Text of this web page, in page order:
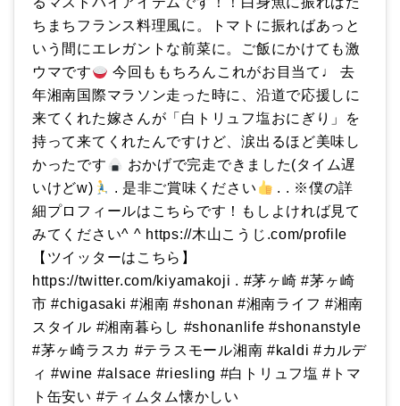
ちまちフランス料理風に。トマトに振ればあっと
いう間にエレガントな前菜に。ご飯にかけても激
ウマです
今回ももちろんこれがお目当て♩ 去
年湘南国際マラソン走った時に、沿道で応援しに
来てくれた嫁さんが「白トリュフ塩おにぎり」を
持って来てくれたんですけど、涙出るほど美味し
かったです
おかげで完走できました(タイム遅
いけどw)
. 是非ご賞味ください
. . ※僕の詳
細プロフィールはこちらです！もしよければ見て
みてください^ ^ https://木山こうじ.com/profile
【ツイッターはこちら】
https://twitter.com/kiyamakoji . #茅ヶ崎 #茅ヶ崎
市 #chigasaki #湘南 #shonan #湘南ライフ #湘南
スタイル #湘南暮らし #shonanlife #shonanstyle
#茅ヶ崎ラスカ #テラスモール湘南 #kaldi #カルデ
ィ #wine #alsace #riesling #白トリュフ塩 #トマ
ト缶安い #ティムタム懐かしい